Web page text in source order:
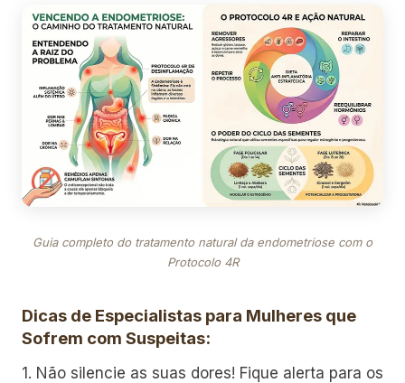
Guia completo do tratamento natural da endometriose com o
Protocolo 4R
Dicas de Especialistas para Mulheres que
Sofrem com Suspeitas:
1. Não silencie as suas dores! Fique alerta para os